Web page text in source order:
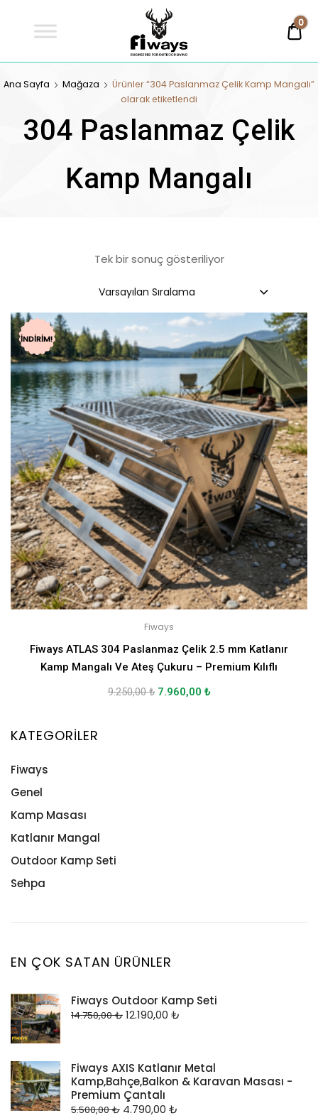
FİWAYS
0
Ana Sayfa Mağaza
Ürünler “304 Paslanmaz Çelik Kamp Mangalı”
olarak etiketlendi
304 Paslanmaz Çelik
Kamp Mangalı
Tek bir sonuç gösteriliyor
Varsayılan Sıralama
İNDIRIM!
Fiways
Fiways ATLAS 304 Paslanmaz Çelik 2.5 mm Katlanır
Kamp Mangalı Ve Ateş Çukuru – Premium Kılıflı
9.250,00₺ 7.960,00 ₺
KATEGORILER
Fiways
Genel
Kamp Masası
Katlanır Mangal
Outdoor Kamp Seti
Sehpa
EN ÇOK SATAN ÜRÜNLER
Fiways Outdoor Kamp Seti
14.750,00₺ 12.190,00 ₺
Fiways AXIS Katlanır Metal
Kamp,Bahçe,Balkon & Karavan Masası -
Premium Çantalı
5.500,00₺ 4.790,00 ₺